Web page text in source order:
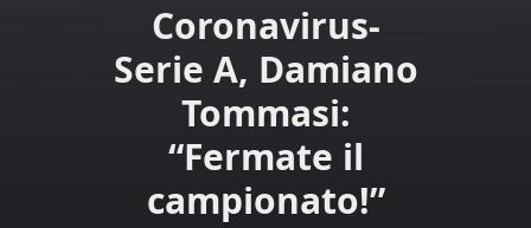
Coronavirus-
Serie A, Damiano
Tommasi:
“Fermate il
campionato!”